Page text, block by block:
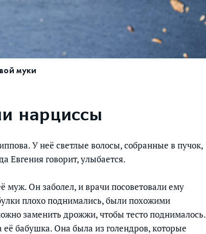
муки
нарциссы
У неё светлые волосы, собранные в пучок,
Евгения говорит, улыбается.
муж. Он заболел, и врачи посоветовали ему
плохо поднимались, были похожими
заменить дрожжи, чтобы тесто поднималось.
её бабушка. Она была из голендров, которые